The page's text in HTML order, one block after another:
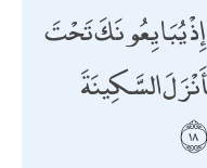
يُبَايِعُونَكَ تَحْتَ
السَّكِينَةَ